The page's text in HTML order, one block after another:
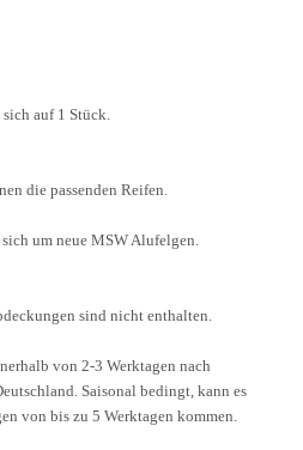
sich auf 1 Stück.
die passenden Reifen.
um neue MSW Alufelgen.
sind nicht enthalten.
von 2-3 Werktagen nach
Saisonal bedingt, kann es
von bis zu 5 Werktagen kommen.